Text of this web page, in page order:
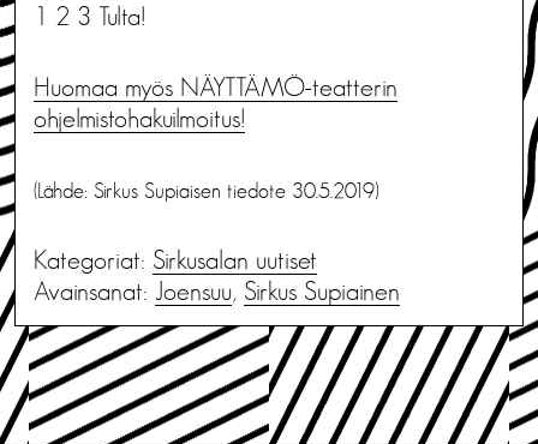
1 2 3 Tulta!
Huomaa myös NÄYTTÄMÖ-teatterin
ohjelmistohakuilmoitus!
(Lähde: Sirkus Supiaisen tiedote 30.5.2019)
Kategoriat: Sirkusalan uutiset
Avainsanat: Joensuu, Sirkus Supiainen